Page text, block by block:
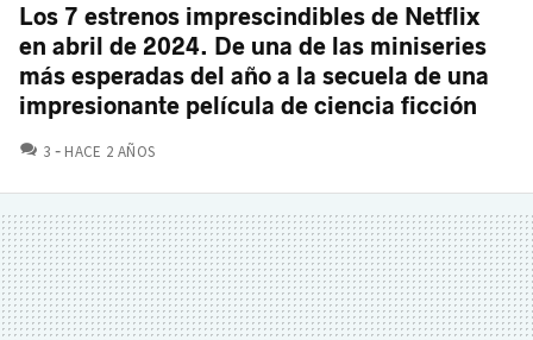
Los 7 estrenos imprescindibles de Netflix
en abril de 2024. De una de las miniseries
más esperadas del año a la secuela de una
impresionante película de ciencia ficción
3 COMENTARIOS
HACE 2 AÑOS